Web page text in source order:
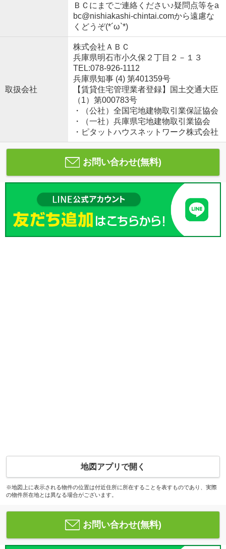
ＢＣにまでご連絡ください♪疑問点等をa
bc@nishiakashi-chintai.comから遠慮な
くどうぞ(*´ω`*)
取扱会社
株式会社ＡＢＣ
兵庫県明石市小久保２丁目２－１３
TEL:078-926-1112
兵庫県知事 (4) 第401359号
【賃貸住宅管理業者登録】国土交通大臣
（1）第000783号
・（公社）全国宅地建物取引業保証協会
・（一社）兵庫県宅地建物取引業協会
・ピタットハウスネットワーク株式会社
お問い合わせ(無料)
地図アプリで開く
※地図上に表示される物件の位置は付近住所に所在することを表すものであり、実際
の物件所在地とは異なる場合がございます。
お問い合わせ(無料)